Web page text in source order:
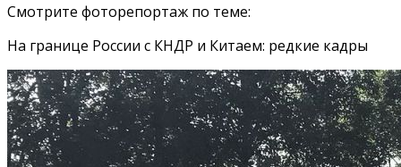
Смотрите фоторепортаж по теме:
На границе России с КНДР и Китаем: редкие кадры